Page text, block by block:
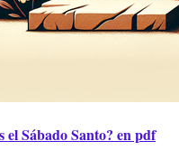
el Sábado Santo? en pdf